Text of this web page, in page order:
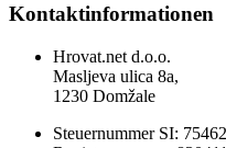
Kontaktinformationen
Hrovat.net d.o.o.
Masljeva ulica 8a,
1230 Domžale
Steuernummer SI: